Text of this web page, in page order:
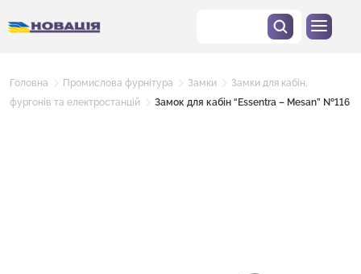
Головна Промислова фурнітура Замки
Замки для кабін,
фургонів та електростанцій
Замок для кабін “Essentra – Mesan” №116